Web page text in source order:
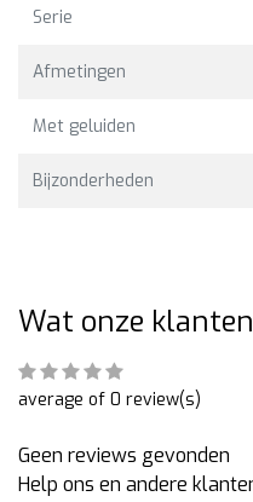
Serie
Afmetingen
Met geluiden
Bijzonderheden
Wat onze
average of 0 review(s)
Geen reviews gevonden
Help ons en andere